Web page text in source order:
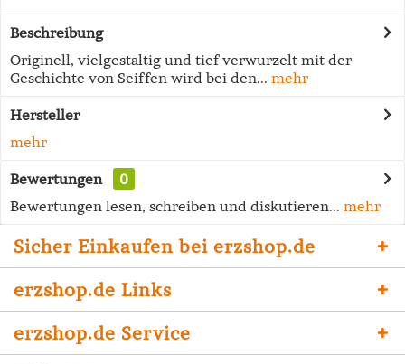
Beschreibung
Originell, vielgestaltig und tief verwurzelt mit der
Geschichte von Seiffen wird bei den... mehr
Hersteller
mehr
Bewertungen
0
Bewertungen lesen, schreiben und diskutieren... mehr
Sicher Einkaufen bei erzshop.de
erzshop.de Links
erzshop.de Service